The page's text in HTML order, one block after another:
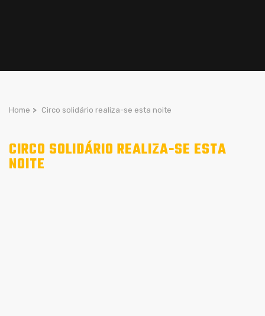
Home > Circo solidário realiza-se esta noite
CIRCO SOLIDÁRIO REALIZA-SE ESTA
NOITE